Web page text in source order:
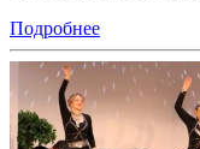
Подробнее